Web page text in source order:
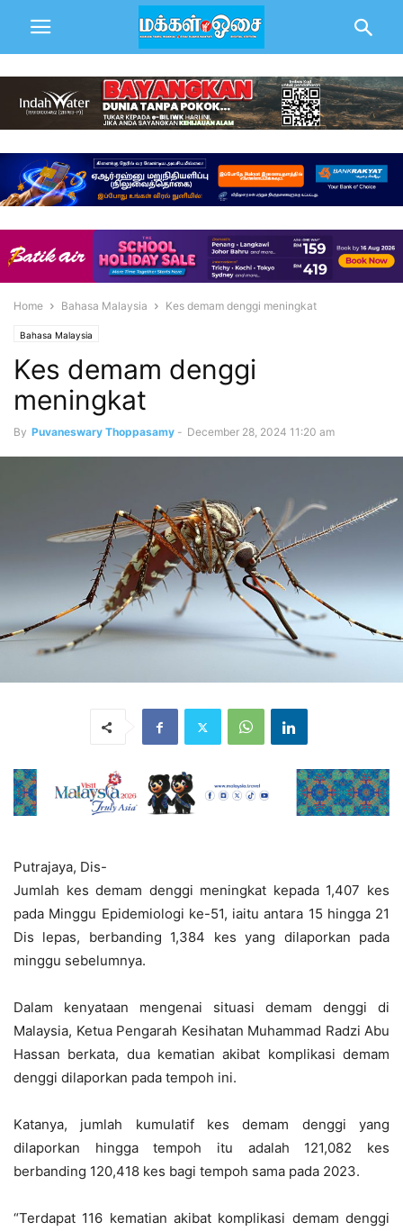
Home Bahasa Malaysia Kes demam denggi meningkat
Bahasa Malaysia
Kes demam denggi
meningkat
By Puvaneswary Thoppasamy - December 28, 2024 11:20 am
Putrajaya, Dis-
Jumlah kes demam denggi meningkat kepada 1,407 kes
pada Minggu Epidemiologi ke-51, iaitu antara 15 hingga 21
Dis lepas, berbanding 1,384 kes yang dilaporkan pada
minggu sebelumnya.
Dalam kenyataan mengenai situasi demam denggi di
Malaysia, Ketua Pengarah Kesihatan Muhammad Radzi Abu
Hassan berkata, dua kematian akibat komplikasi demam
denggi dilaporkan pada tempoh ini.
Katanya, jumlah kumulatif kes demam denggi yang
dilaporkan hingga tempoh itu adalah 121,082 kes
berbanding 120,418 kes bagi tempoh sama pada 2023.
“Terdapat 116 kematian akibat komplikasi demam denggi